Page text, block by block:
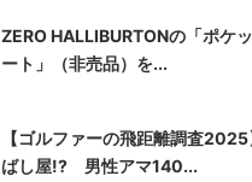
ZERO HALLIBURTONの「ポケ
ート」（非売品）を...
【ゴルファーの飛距離調査
ばし屋!? 男性アマ140...